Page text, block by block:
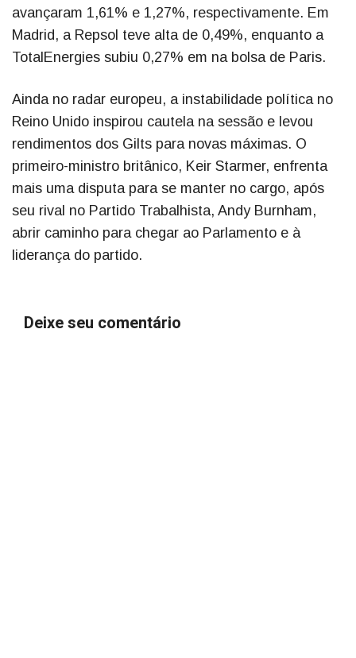
avançaram 1,61% e 1,27%, respectivamente. Em
Madrid, a Repsol teve alta de 0,49%, enquanto a
TotalEnergies subiu 0,27% em na bolsa de Paris.
Ainda no radar europeu, a instabilidade política no
Reino Unido inspirou cautela na sessão e levou
rendimentos dos Gilts para novas máximas. O
primeiro-ministro britânico, Keir Starmer, enfrenta
mais uma disputa para se manter no cargo, após
seu rival no Partido Trabalhista, Andy Burnham,
abrir caminho para chegar ao Parlamento e à
liderança do partido.
Deixe seu comentário